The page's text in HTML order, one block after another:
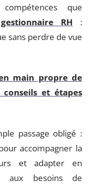
que
RH :
sans perdre de vue
main propre de
et étapes
passage obligé :
accompagner la
et adapter en
aux besoins de